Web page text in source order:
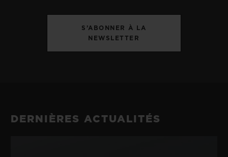
S’ABONNER À LA
NEWSLETTER
DERNIÈRES ACTUALITÉS